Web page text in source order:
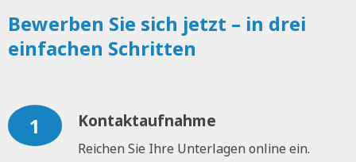
Bewerben Sie sich jetzt – in drei
einfachen Schritten
1 Kontaktaufnahme
Reichen Sie Ihre Unterlagen online ein.